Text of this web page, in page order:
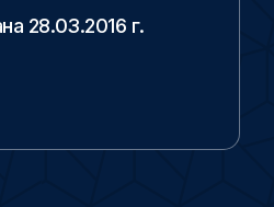
28.03.2016 г.